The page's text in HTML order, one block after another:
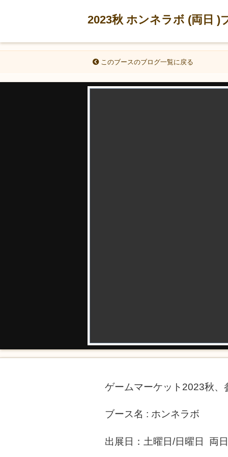
2023秋 ホンネラボ (両日 )
このブースのブログ一覧に戻る
ゲームマーケット2023秋、
ブース名 : ホンネラボ
出展日：土曜日/日曜日 両日